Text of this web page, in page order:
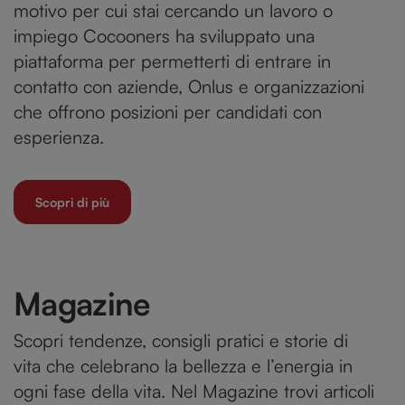
analizzare il nostro traffico. Condividiamo inoltre
informazioni sul modo in cui utilizzi il nostro sito con i
nostri partner che si occupano di analisi dei dati web,
pubblicità e social media, i quali potrebbero combinarle
con altre informazioni che hai fornito loro o che hanno
raccolto dal tuo utilizzo dei loro servizi.
motivo per cui stai cercando un lavoro o
impiego Cocooners ha sviluppato una
piattaforma per permetterti di entrare in
contatto con aziende, Onlus e organizzazioni
che offrono posizioni per candidati con
esperienza.
Scopri di più
Magazine
Scopri tendenze, consigli pratici e storie di
vita che celebrano la bellezza e l’energia in
ogni fase della vita. Nel Magazine trovi articoli